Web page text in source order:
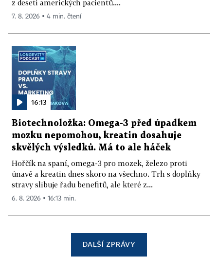
z deseti amerických pacientů....
7. 8. 2026 ▪ 4 min. čtení
16:13
Biotechnoložka: Omega-3 před úpadkem
mozku nepomohou, kreatin dosahuje
skvělých výsledků. Má to ale háček
Hořčík na spaní, omega-3 pro mozek, železo proti
únavě a kreatin dnes skoro na všechno. Trh s doplňky
stravy slibuje řadu benefitů, ale které z...
6. 8. 2026 ▪ 16:13 min.
DALŠÍ ZPRÁVY